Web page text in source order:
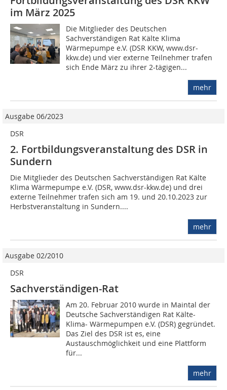
im März 2025
Die Mitglieder des Deutschen
Sachverständigen Rat Kälte Klima
Wärmepumpe e.V. (DSR KKW, www.dsr-
kkw.de) und vier externe Teilnehmer trafen
sich Ende März zu ihrer 2-tägigen...
mehr
Ausgabe 06/2023
DSR
2. Fortbildungs­veranstaltung des DSR in
Sundern
Die Mitglieder des Deutschen Sachverständigen Rat Kälte
Klima Wärmepumpe e.V. (DSR, www.dsr-kkw.de) und drei
externe Teilnehmer trafen sich am 19. und 20.10.2023 zur
Herbstveranstaltung in Sundern....
mehr
Ausgabe 02/2010
DSR
Sachverständigen-Rat
Am 20. Februar 2010 wurde in Maintal der
Deutsche Sachverständigen Rat Kälte-
Klima- Wärmepumpen e.V. (DSR) gegründet.
Das Ziel des DSR ist es, eine
Austauschmöglichkeit und eine Plattform
für...
mehr